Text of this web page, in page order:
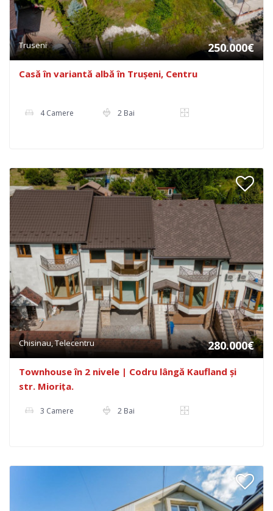
Truseni 250.000€
Casă în variantă albă în Trușeni, Centru
4 Camere 2 Bai
Chisinau, Telecentru 280.000€
Townhouse în 2 nivele | Codru lângă Kaufland și
str. Miorița.
3 Camere 2 Bai